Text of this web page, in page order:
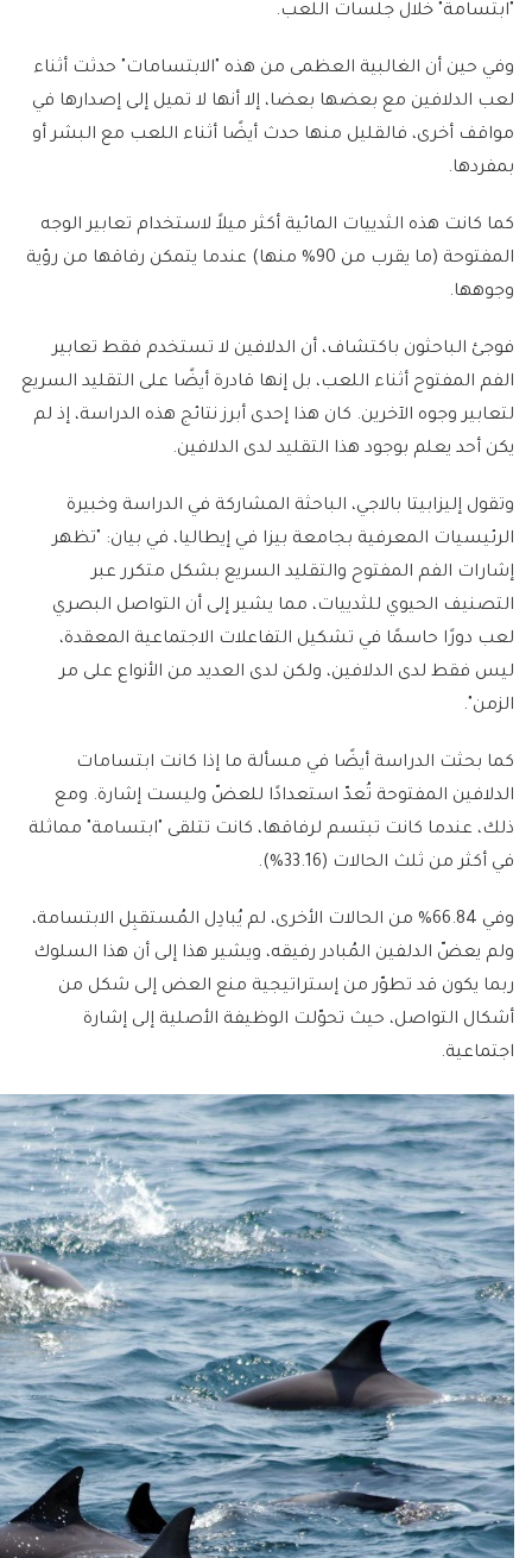
"ابتسامة" خلال جلسات اللعب.
وفي حين أن الغالبية العظمى من هذه "الابتسامات" حدثت أثناء
لعب الدلافين مع بعضها بعضا، إلا أنها لا تميل إلى إصدارها في
مواقف أخرى، فالقليل منها حدث أيضًا أثناء اللعب مع البشر أو
بمفردها.
كما كانت هذه الثدييات المائية أكثر ميلاً لاستخدام تعابير الوجه
المفتوحة (ما يقرب من 90% منها) عندما يتمكن رفاقها من رؤية
وجوهها.
فوجئ الباحثون باكتشاف، أن الدلافين لا تستخدم فقط تعابير
الفم المفتوح أثناء اللعب، بل إنها قادرة أيضًا على التقليد السريع
لتعابير وجوه الآخرين. كان هذا إحدى أبرز نتائج هذه الدراسة، إذ لم
يكن أحد يعلم بوجود هذا التقليد لدى الدلافين.
وتقول إليزابيتا بالاجي، الباحثة المشاركة في الدراسة وخبيرة
الرئيسيات المعرفية بجامعة بيزا في إيطاليا، في بيان: "تظهر
إشارات الفم المفتوح والتقليد السريع بشكل متكرر عبر
التصنيف الحيوي للثدييات، مما يشير إلى أن التواصل البصري
لعب دورًا حاسمًا في تشكيل التفاعلات الاجتماعية المعقدة،
ليس فقط لدى الدلافين، ولكن لدى العديد من الأنواع على مر
الزمن".
كما بحثت الدراسة أيضًا في مسألة ما إذا كانت ابتسامات
الدلافين المفتوحة تُعدّ استعدادًا للعضّ وليست إشارة. ومع
ذلك، عندما كانت تبتسم لرفاقها، كانت تتلقى "ابتسامة" مماثلة
في أكثر من ثلث الحالات (33.16%).
وفي 66.84% من الحالات الأخرى، لم يُبادِل المُستقبِل الابتسامة،
ولم يعضّ الدلفين المُبادر رفيقه، ويشير هذا إلى أن هذا السلوك
ربما يكون قد تطوّر من إستراتيجية منع العض إلى شكل من
أشكال التواصل، حيث تحوّلت الوظيفة الأصلية إلى إشارة
اجتماعية.